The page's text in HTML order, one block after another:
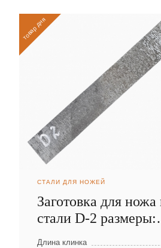
товар дня
СТАЛИ ДЛЯ НОЖЕЙ
Заготовка для ножа
стали D-2 размеры:
300х40х2,5 мм
Длина клинка